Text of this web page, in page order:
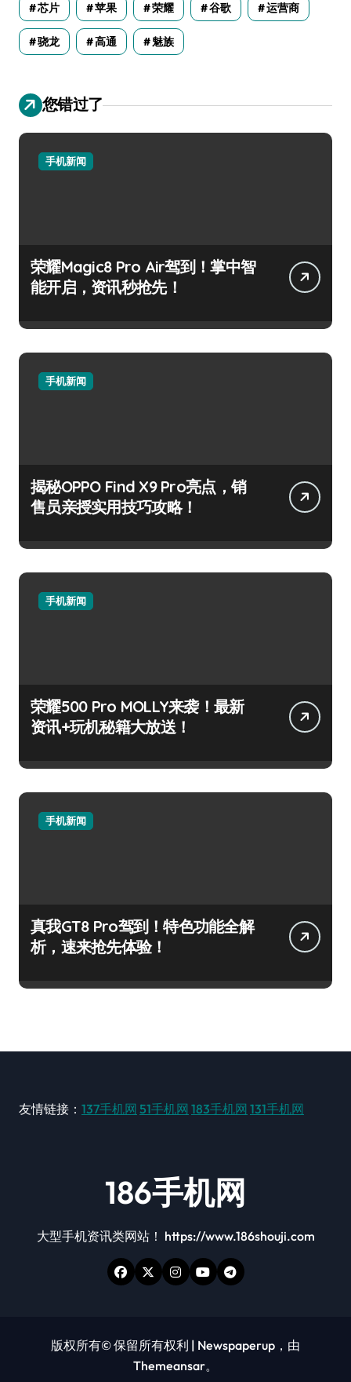
芯片 苹果 荣耀 谷歌 运营商
骁龙 高通 魅族
您错过了
手机新闻
荣耀Magic8 Pro Air驾到！掌中智
能开启，资讯秒抢先！
手机新闻
揭秘OPPO Find X9 Pro亮点，销
售员亲授实用技巧攻略！
手机新闻
荣耀500 Pro MOLLY来袭！最新
资讯+玩机秘籍大放送！
手机新闻
真我GT8 Pro驾到！特色功能全解
析，速来抢先体验！
友情链接： 137手机网 51手机网 183手机网 131手机网
186手机网
大型手机资讯类网站！ https://www.186shouji.com
版权所有© 保留所有权利 | Newspaperup ，由
Themeansar。